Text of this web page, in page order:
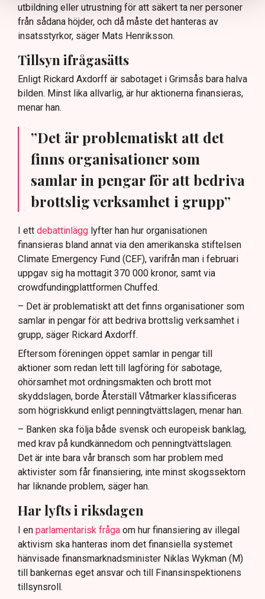
utbildning eller utrustning för att säkert ta ner personer
från sådana höjder, och då måste det hanteras av
insatsstyrkor, säger Mats Henriksson.
Tillsyn ifrågasätts
Enligt Rickard Axdorff är sabotaget i Grimsås bara halva
bilden. Minst lika allvarlig, är hur aktionerna finansieras,
menar han.
”Det är problematiskt att det
finns organisationer som
samlar in pengar för att bedriva
brottslig verksamhet i grupp”
I ett debattinlägg lyfter han hur organisationen
finansieras bland annat via den amerikanska stiftelsen
Climate Emergency Fund (CEF), varifrån man i februari
uppgav sig ha mottagit 370 000 kronor, samt via
crowdfundingplattformen Chuffed.
– Det är problematiskt att det finns organisationer som
samlar in pengar för att bedriva brottslig verksamhet i
grupp, säger Rickard Axdorff.
Eftersom föreningen öppet samlar in pengar till
aktioner som redan lett till lagföring för sabotage,
ohörsamhet mot ordningsmakten och brott mot
skyddslagen, borde Återställ Våtmarker klassificeras
som högriskkund enligt penningtvättslagen, menar han.
– Banken ska följa både svensk och europeisk banklag,
med krav på kundkännedom och penningtvättslagen.
Det är inte bara vår bransch som har problem med
aktivister som får finansiering, inte minst skogssektorn
har liknande problem, säger han.
Har lyfts i riksdagen
I en parlamentarisk fråga om hur finansiering av illegal
aktivism ska hanteras inom det finansiella systemet
hänvisade finansmarknadsminister Niklas Wykman (M)
till bankernas eget ansvar och till Finansinspektionens
tillsynsroll.